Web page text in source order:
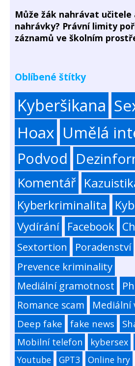
Může žák nahrávat
nahrávky? Právní limity
záznamů ve školním
Oblíbené štítky
Kyberšikana
Hoax Umělá
Podvod
Komentář
Kyberkriminalita
Vydírání Facebook
Sextortion
Poradenství
Prevence kriminality
Mediální gramotnost
Romance scam
Mediální
Deep fake fake news
Mobilní telefon kybersex
Youtube
GPT3 Online hry